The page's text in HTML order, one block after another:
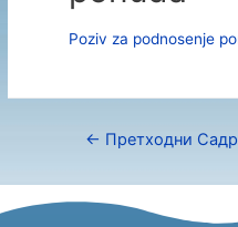
Poziv za podnosenje
← Претходни